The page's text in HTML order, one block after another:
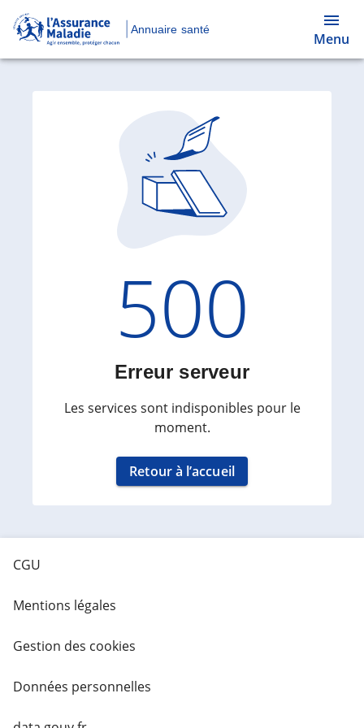
Annuaire santé
Menu
Code
500
Erreur serveur
Les services sont indisponibles pour le
moment.
Retour à l’accueil
CGU
Mentions légales
Gestion des cookies
Données personnelles